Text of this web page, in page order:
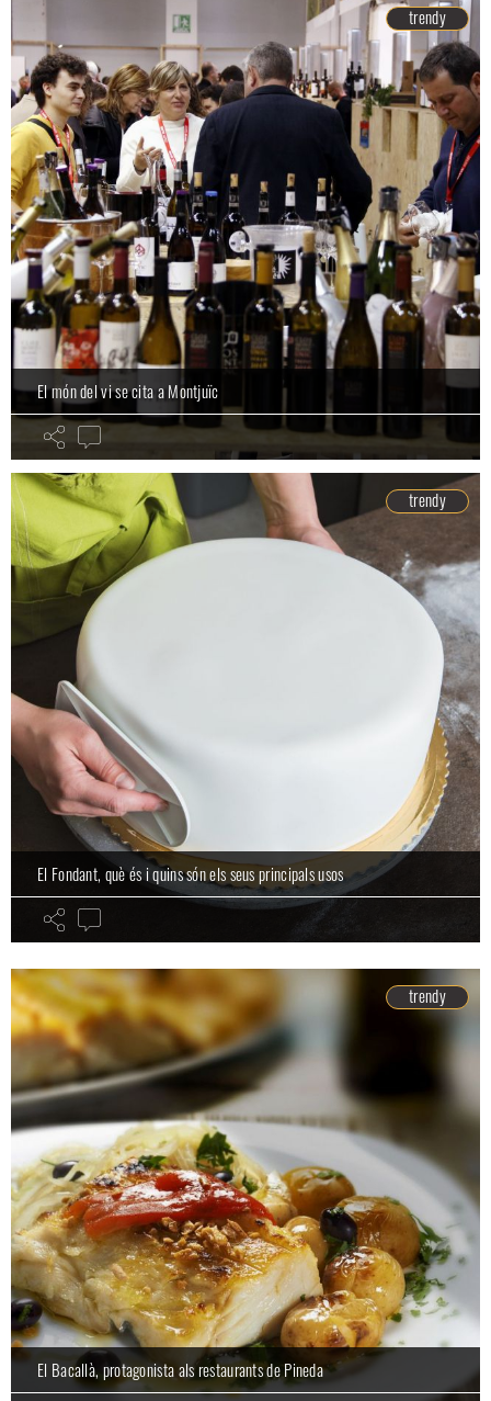
trendy
El món del vi se cita a Montjuïc
trendy
El Fondant, què és i quins són els seus principals usos
trendy
El Bacallà, protagonista als restaurants de Pineda